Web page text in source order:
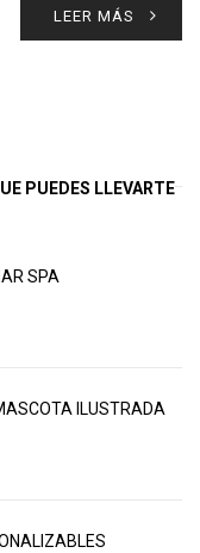
LEER MÁS
PUEDES LLEVARTE
SPA
ILUSTRADA